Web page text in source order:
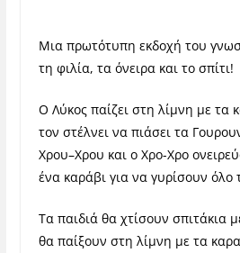
Μια πρωτότυπη εκδοχή του
τη φιλία, τα όνειρα και το σπίτι!
Ο Λύκος παίζει στη λίμνη με τα
τον στέλνει να πιάσει τα
Χρου–Χρου και ο Χρο-Χρο
ένα καράβι για να γυρίσουν όλο
Τα παιδιά θα χτίσουν σπιτάκια
θα παίξουν στη λίμνη με τα